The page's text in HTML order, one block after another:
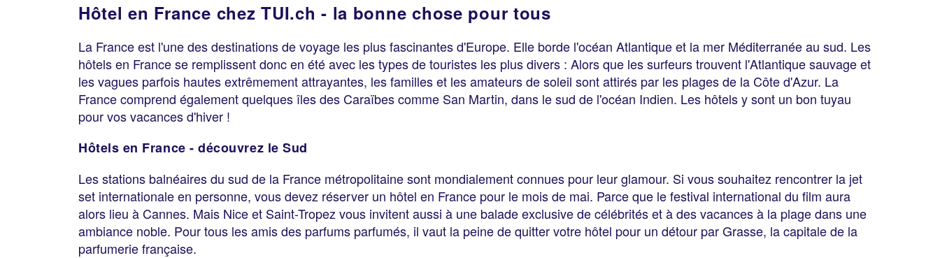
Hôtel en France chez TUI.ch - la bonne chose pour tous
La France est l'une des destinations de voyage les plus fascinantes d'Europe. Elle borde l'océan Atlantique et la mer Méditerranée au sud. Les
hôtels en France se remplissent donc en été avec les types de touristes les plus divers : Alors que les surfeurs trouvent l'Atlantique sauvage et
les vagues parfois hautes extrêmement attrayantes, les familles et les amateurs de soleil sont attirés par les plages de la Côte d'Azur. La
France comprend également quelques îles des Caraïbes comme San Martin, dans le sud de l'océan Indien. Les hôtels y sont un bon tuyau
pour vos vacances d'hiver !
Hôtels en France - découvrez le Sud
Les stations balnéaires du sud de la France métropolitaine sont mondialement connues pour leur glamour. Si vous souhaitez rencontrer la jet
set internationale en personne, vous devez réserver un hôtel en France pour le mois de mai. Parce que le festival international du film aura
alors lieu à Cannes. Mais Nice et Saint-Tropez vous invitent aussi à une balade exclusive de célébrités et à des vacances à la plage dans une
ambiance noble. Pour tous les amis des parfums parfumés, il vaut la peine de quitter votre hôtel pour un détour par Grasse, la capitale de la
parfumerie française.